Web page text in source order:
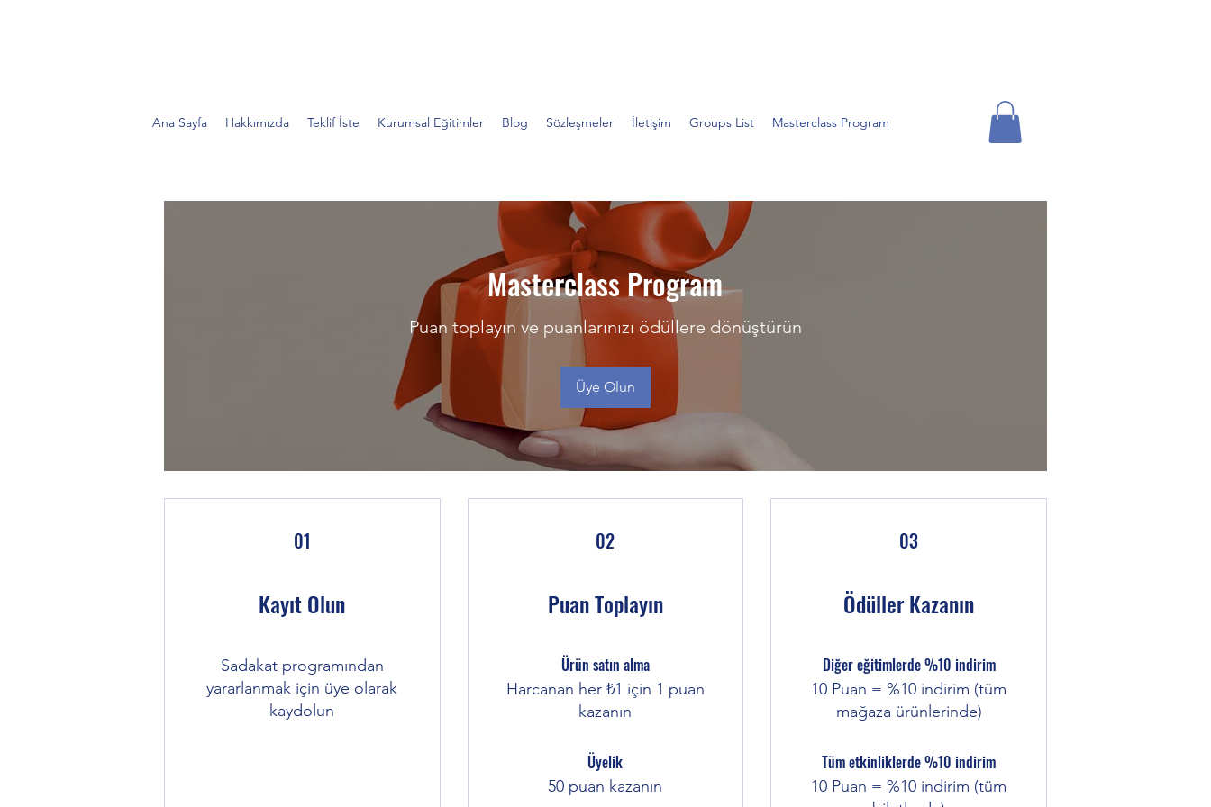
Ana Sayfa Hakkımızda Teklif İste Kurumsal Eğitimler Blog Sözleşmeler İletişim Groups List Masterclass Program
Masterclass Program
Puan toplayın ve puanlarınızı ödüllere dönüştürün
Üye Olun
01
Kayıt Olun
Sadakat programından
yararlanmak için üye olarak
kaydolun
02
Puan Toplayın
Ürün satın alma
Harcanan her ₺1 için 1 puan
kazanın
Üyelik
50 puan kazanın
03
Ödüller Kazanın
Diğer eğitimlerde %10 indirim
10 Puan = %10 indirim (tüm
mağaza ürünlerinde)
Tüm etkinliklerde %10 indirim
10 Puan = %10 indirim (tüm